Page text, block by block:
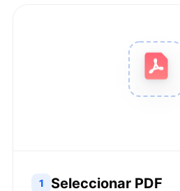
1 Seleccionar PDF